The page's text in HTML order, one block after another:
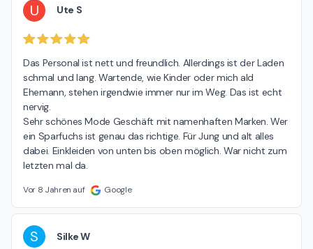
U Ute S
Das Personal ist nett und freundlich. Allerdings ist der Laden
schmal und lang. Wartende, wie Kinder oder mich ald
Ehemann, stehen irgendwie immer nur im Weg. Das ist echt
nervig.
Sehr schönes Mode Geschäft mit namenhaften Marken. Wer
ein Sparfuchs ist genau das richtige. Für Jung und alt alles
dabei. Einkleiden von unten bis oben möglich. War nicht zum
letzten mal da.
Vor 8 Jahren auf Google
S Silke W